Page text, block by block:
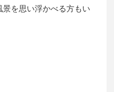
を思い浮かべる方もい